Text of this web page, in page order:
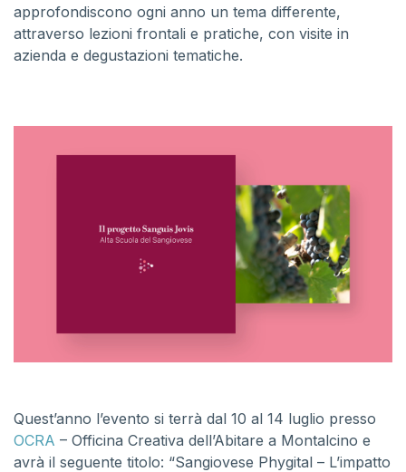
approfondiscono ogni anno un tema differente,
attraverso lezioni frontali e pratiche, con visite in
azienda e degustazioni tematiche.
Quest’anno l’evento si terrà dal 10 al 14 luglio presso
OCRA – Officina Creativa dell’Abitare a Montalcino e
avrà il seguente titolo: “Sangiovese Phygital – L’impatto